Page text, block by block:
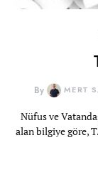
By MERT
Nüfus ve
alan bilgiye göre,